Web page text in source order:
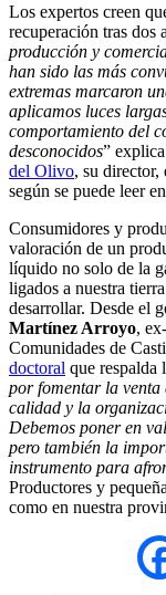
Los expertos creen
recuperación tras dos
producción y
han sido las más
extremas marcaron
aplicamos luces
comportamiento del
desconocidos”
del Olivo, su director,
según se puede leer
Consumidores y
valoración de un
líquido no solo de la
ligados a nuestra
desarrollar. Desde el
Martínez Arroyo,
Comunidades de
doctoral que
por fomentar la venta
calidad y la
Debemos poner en
pero también la
instrumento para
Productores y
como en nuestra